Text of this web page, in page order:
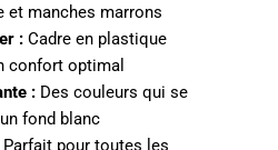
et manches marrons
:Cadre en plastique
confort optimal
:Des couleurs qui se
fond blanc
pour toutes les